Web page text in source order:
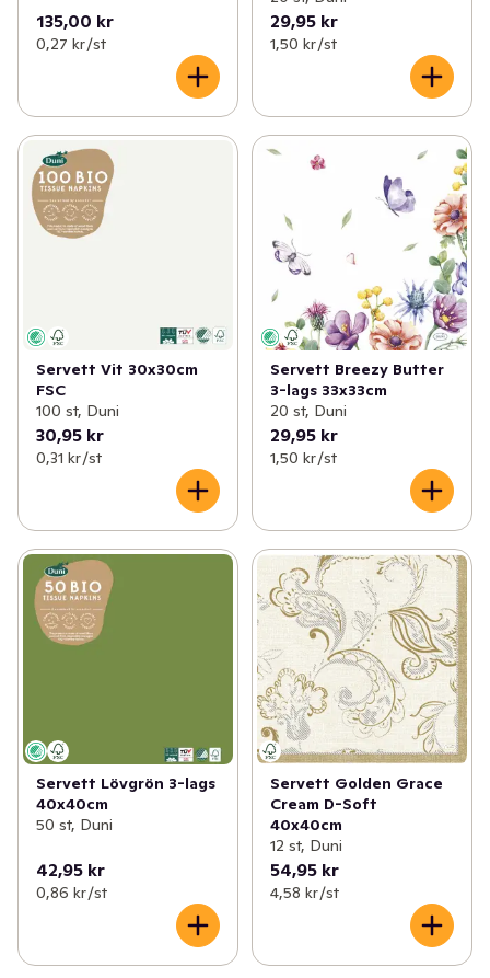
135,00 kr
0,27 kr /st
29,95 kr
1,50 kr /st
Servett Vit 30x30cm
FSC
100 st, Duni
30,95 kr
0,31 kr /st
Servett Breezy Butter
3-lags 33x33cm
20 st, Duni
29,95 kr
1,50 kr /st
Servett Lövgrön 3-lags
40x40cm
50 st, Duni
42,95 kr
0,86 kr /st
Servett Golden Grace
Cream D-Soft
40x40cm
12 st, Duni
54,95 kr
4,58 kr /st